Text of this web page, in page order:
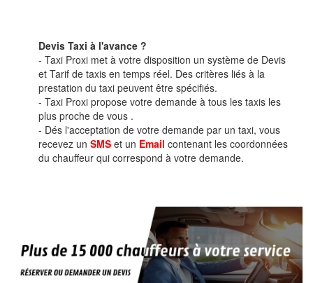
Devis Taxi à l'avance ?
- Taxi Proxi met à votre disposition un système de Devis
et Tarif de taxis en temps réel. Des critères liés à la
prestation du taxi peuvent être spécifiés.
- Taxi Proxi propose votre demande à tous les taxis les
plus proche de vous .
- Dés l'acceptation de votre demande par un taxi, vous
recevez un SMS et un Email contenant les coordonnées
du chauffeur qui correspond à votre demande.